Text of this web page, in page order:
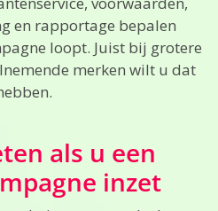
en rapportage bepalen
loopt. Juist bij grotere
merken wilt u dat
als u een
inzet